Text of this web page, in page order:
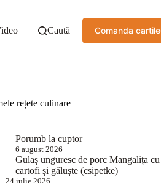
Caută Comanda cartile
rețete culinare
Porumb la cuptor
6 august 2026
Gulaș unguresc de porc Mangalița cu
cartofi și găluște (csipetke)
24 iulie 2026